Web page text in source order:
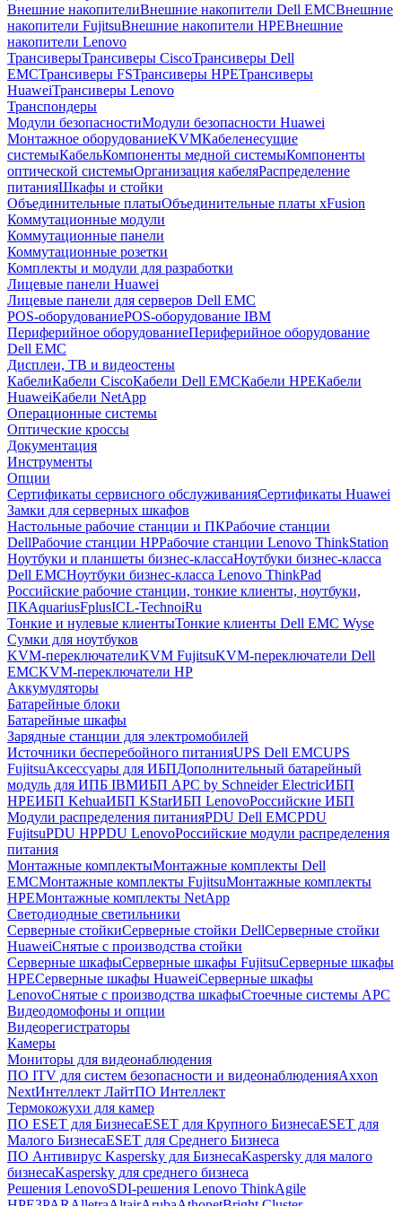
Внешние накопителиВнешние накопители Dell EMCВнешние
накопители FujitsuВнешние накопители HPEВнешние
накопители Lenovo
ТрансиверыТрансиверы CiscoТрансиверы Dell
EMCТрансиверы FSТрансиверы HPEТрансиверы
HuaweiТрансиверы Lenovo
Транспондеры
Модули безопасностиМодули безопасности Huawei
Монтажное оборудованиеKVMКабеленесущие
системыКабельКомпоненты медной системыКомпоненты
оптической системыОрганизация кабеляРаспределение
питанияШкафы и стойки
Объединительные платыОбъединительные платы xFusion
Коммутационные модули
Коммутационные панели
Коммутационные розетки
Комплекты и модули для разработки
Лицевые панели Huawei
Лицевые панели для серверов Dell EMC
POS-оборудованиеPOS-оборудование IBM
Периферийное оборудованиеПериферийное оборудование
Dell EMC
Дисплеи, ТВ и видеостены
КабелиКабели CiscoКабели Dell EMCКабели HPEКабели
HuaweiКабели NetApp
Операционные системы
Оптические кроссы
Документация
Инструменты
Опции
Сертификаты сервисного обслуживанияСертификаты Huawei
Замки для серверных шкафов
Настольные рабочие станции и ПКРабочие станции
DellРабочие станции HPРабочие станции Lenovo ThinkStation
Ноутбуки и планшеты бизнес-классаНоутбуки бизнес-класса
Dell EMCНоутбуки бизнес-класса Lenovo ThinkPad
Российские рабочие станции, тонкие клиенты, ноутбуки,
ПКAquariusFplusICL-TechnoiRu
Тонкие и нулевые клиентыТонкие клиенты Dell EMC Wyse
Сумки для ноутбуков
KVM-переключателиKVM FujitsuKVM-переключатели Dell
EMCKVM-переключатели HP
Аккумуляторы
Батарейные блоки
Батарейные шкафы
Зарядные станции для электромобилей
Источники бесперебойного питанияUPS Dell EMCUPS
FujitsuАксессуары для ИБПДополнительный батарейный
модуль для ИПБ IBMИБП APC by Schneider ElectricИБП
HPEИБП KehuaИБП KStarИБП LenovoРоссийские ИБП
Модули распределения питанияPDU Dell EMCPDU
FujitsuPDU HPPDU LenovoРоссийские модули распределения
питания
Монтажные комплектыМонтажные комплекты Dell
EMCМонтажные комплекты FujitsuМонтажные комплекты
HPEМонтажные комплекты NetApp
Светодиодные светильники
Серверные стойкиСерверные стойки DellСерверные стойки
HuaweiСнятые с производства стойки
Серверные шкафыСерверные шкафы FujitsuСерверные шкафы
HPEСерверные шкафы HuaweiСерверные шкафы
LenovoСнятые с производства шкафыСтоечные системы APC
Видеодомофоны и опции
Видеорегистраторы
Камеры
Мониторы для видеонаблюдения
ПО ITV для систем безопасности и видеонаблюденияAxxon
NextИнтеллект ЛайтПО Интеллект
Термокожухи для камер
ПО ESET для БизнесаESET для Крупного БизнесаESET для
Малого БизнесаESET для Среднего Бизнеса
ПО Антивирус Kaspersky для БизнесаKaspersky для малого
бизнесаKaspersky для среднего бизнеса
Решения LenovoSDI-решения Lenovo ThinkAgile